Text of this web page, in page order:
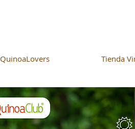
QuinoaLovers Tienda